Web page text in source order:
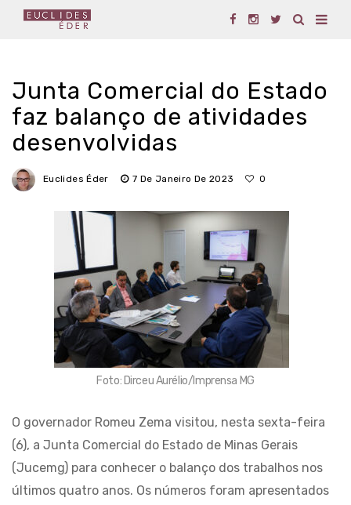
Junta Comercial do Estado
faz balanço de atividades
desenvolvidas
Euclides Éder 7 De Janeiro De 2023 0
Foto: Dirceu Aurélio/Imprensa MG
O governador Romeu Zema visitou, nesta sexta-feira
(6), a Junta Comercial do Estado de Minas Gerais
(Jucemg) para conhecer o balanço dos trabalhos nos
últimos quatro anos. Os números foram apresentados